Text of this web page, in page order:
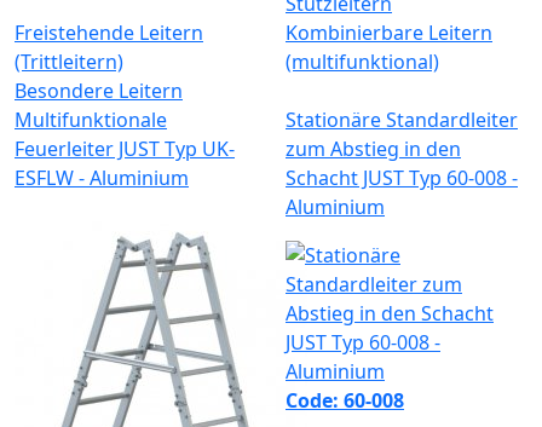
Freistehende Leitern
(Trittleitern)
Kombinierbare Leitern
(multifunktional)
Besondere Leitern
Multifunktionale
Feuerleiter JUST Typ UK-
ESFLW - Aluminium
Stationäre Standardleiter
zum Abstieg in den
Schacht JUST Typ 60-008 -
Aluminium
Code: 60-008